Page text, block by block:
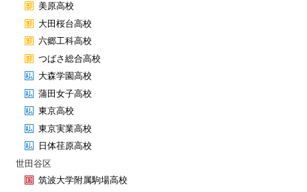
美原高校
大田桜台高校
六郷工科高校
つばさ総合高校
大森学園高校
蒲田女子高校
東京高校
東京実業高校
日体荏原高校
世田谷区
筑波大学附属駒場高校